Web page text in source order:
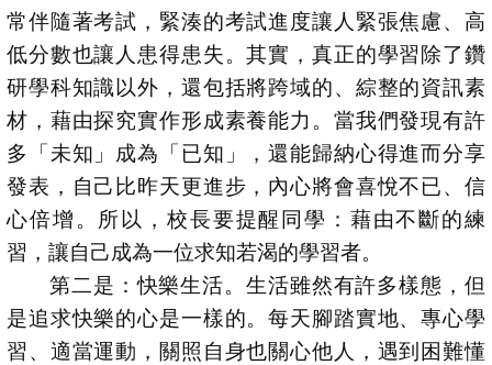
常伴隨著考試，緊湊的考試進度讓人緊張焦慮、高
低分數也讓人患得患失。其實，真正的學習除了鑽
研學科知識以外，還包括將跨域的、綜整的資訊素
材，藉由探究實作形成素養能力。當我們發現有許
多「未知」成為「已知」，還能歸納心得進而分享
發表，自己比昨天更進步，內心將會喜悅不已、信
心倍增。所以，校長要提醒同學：藉由不斷的練
習，讓自己成為一位求知若渴的學習者。
第二是：快樂生活。生活雖然有許多樣態，但
是追求快樂的心是一樣的。每天腳踏實地、專心學
習、適當運動，關照自身也關心他人，遇到困難懂